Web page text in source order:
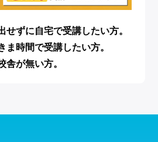
せずに自宅で受講したい方。
ま時間で受講したい方。
舎が無い方。